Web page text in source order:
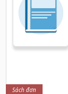
Sách đơn